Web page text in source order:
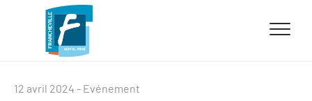
ALLER AU CONTENU
ALLER AU MENU
ALLER À LA RECHERCHE
12 avril 2024 - Evénement